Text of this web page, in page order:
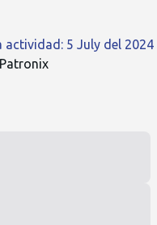
actividad : 5 July del 2024